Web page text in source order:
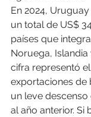
En 2024,
un total de US$
países que
Noruega, Islandia
cifra representó
exportaciones de
un leve descenso
al año anterior. Si